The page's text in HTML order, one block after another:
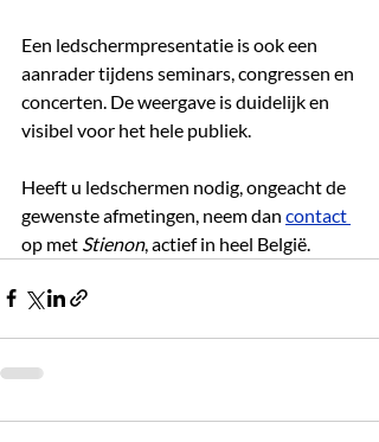
Een ledschermpresentatie is ook een
aanrader tijdens seminars, congressen en
concerten. De weergave is duidelijk en
visibel voor het hele publiek.
Heeft u ledschermen nodig, ongeacht de
gewenste afmetingen, neem dan contact
op met Stienon, actief in heel België.